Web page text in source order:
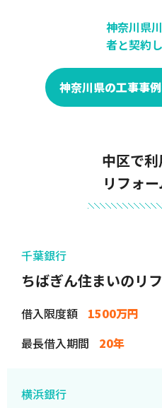
神奈川県
者と契約
神奈川県の工事事
中区で
リフォ
千葉銀行
ちばぎん住まいのリ
借入限度額
1500万円
最長借入期間
20年
横浜銀行